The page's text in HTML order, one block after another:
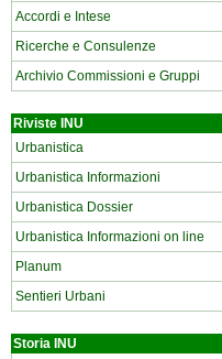
Accordi e Intese
Ricerche e Consulenze
Archivio Commissioni e Gruppi
Riviste INU
Urbanistica
Urbanistica Informazioni
Urbanistica Dossier
Urbanistica Informazioni on line
Planum
Sentieri Urbani
Storia INU